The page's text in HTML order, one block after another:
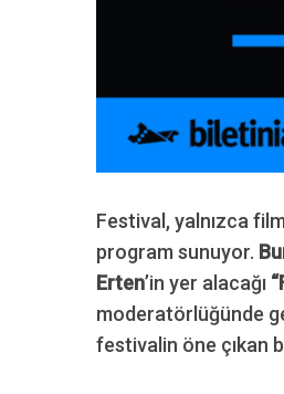
Festival, yalnızca
program sunuyor.
Erten’in yer alacağı
moderatörlüğünde
festivalin öne çıkan